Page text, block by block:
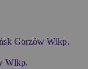
Gorzów Wlkp.
Wlkp.